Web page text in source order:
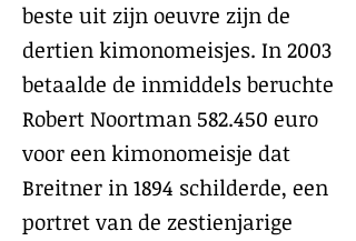
beste uit zijn oeuvre zijn de
dertien kimonomeisjes. In 2003
betaalde de inmiddels beruchte
Robert Noortman 582.450 euro
voor een kimonomeisje dat
Breitner in 1894 schilderde, een
portret van de zestienjarige